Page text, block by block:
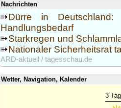
Nachrichten
Dürre in Deutschland:
Handlungsbedarf
Starkregen und
Nationaler Sicherheitsrat
ARD-aktuell / tagesschau.de
Wetter, Navigation, Kalender
3-